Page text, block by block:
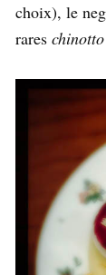
choix), le
rares chinotto